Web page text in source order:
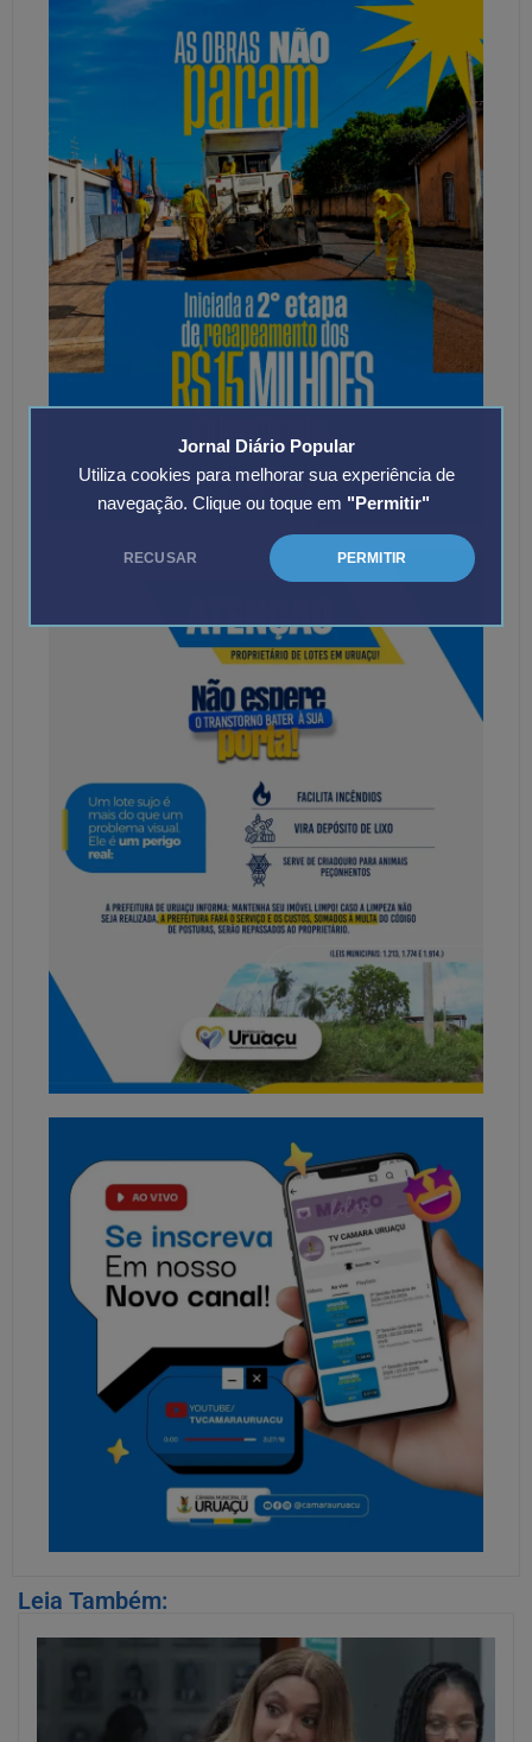
Jornal Diário Popular
Utiliza cookies para melhorar sua experiência de
navegação. Clique ou toque em "Permitir"
RECUSAR PERMITIR
Leia Também: